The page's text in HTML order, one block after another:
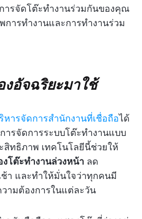
ารจัดโต๊ะทำงานร่วมกันของคุณ
การทำงานและการทำงานร่วม
งอัจฉริยะมาใช้
หารจัดการสำนักงานที่เชื่อถือได้
ารจัดการระบบโต๊ะทำงานแบบ
สิทธิภาพ เทคโนโลยีนี้ช่วยให้
งโต๊ะทำงานล่วงหน้า ลด
ช้า และทำให้มั่นใจว่าทุกคนมี
ามต้องการในแต่ละวัน